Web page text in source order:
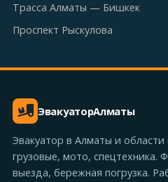
Трасса Алматы — Бишкек
Проспект Рыскулова
ЭвакуаторАлматы
Эвакуатор в Алматы и области
грузовые, мото, спецтехника.
выезда, бережная погрузка.